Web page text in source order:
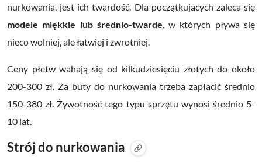
nurkowania, jest ich twardość. Dla początkujących zaleca się
modele miękkie lub średnio-twarde , w których pływa się
nieco wolniej, ale łatwiej i zwrotniej.
Ceny płetw wahają się od kilkudziesięciu złotych do około
200-300 zł. Za buty do nurkowania trzeba zapłacić średnio
150-380 zł. Żywotność tego typu sprzętu wynosi średnio 5-
10 lat.
Strój do nurkowania